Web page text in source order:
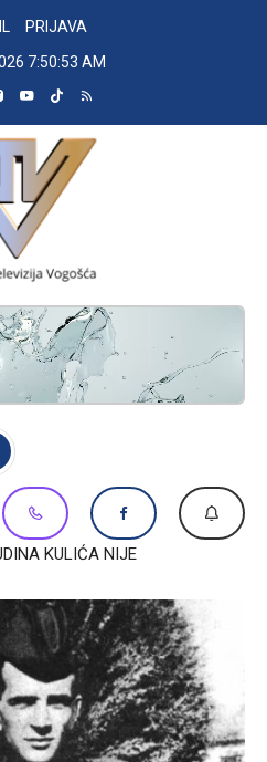
PRIJAVA
7:50:53 AM
VOGOŠĆA
KULIĆA NIJE